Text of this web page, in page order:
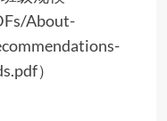
About-
）